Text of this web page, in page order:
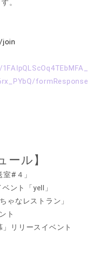
。
join
formResponse
ール】
#４」
ト「yell」
なレストラン」
ト
リースイベント